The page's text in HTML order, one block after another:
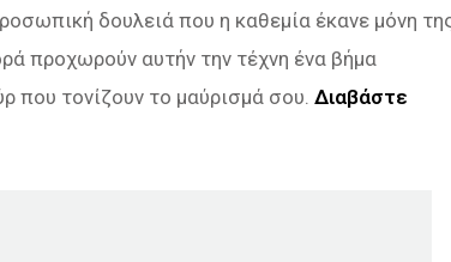
δουλειά που η καθεμία έκανε μόνη
προχωρούν αυτήν την τέχνη ένα βήμα
που τονίζουν το μαύρισμά σου. Διαβάστε